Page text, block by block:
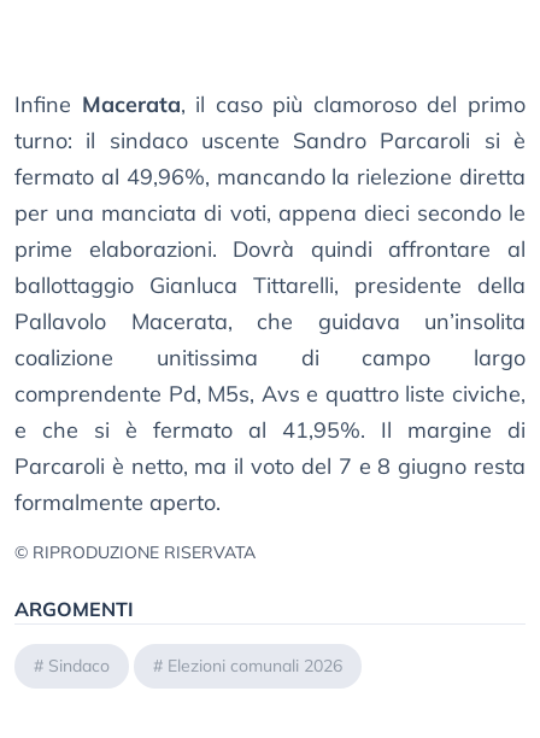
Infine Macerata, il caso più clamoroso del primo
turno: il sindaco uscente Sandro Parcaroli si è
fermato al 49,96%, mancando la rielezione diretta
per una manciata di voti, appena dieci secondo le
prime elaborazioni. Dovrà quindi affrontare al
ballottaggio Gianluca Tittarelli, presidente della
Pallavolo Macerata, che guidava un’insolita
coalizione unitissima di campo largo
comprendente Pd, M5s, Avs e quattro liste civiche,
e che si è fermato al 41,95%. Il margine di
Parcaroli è netto, ma il voto del 7 e 8 giugno resta
formalmente aperto.
© RIPRODUZIONE RISERVATA
ARGOMENTI
# Sindaco # Elezioni comunali 2026